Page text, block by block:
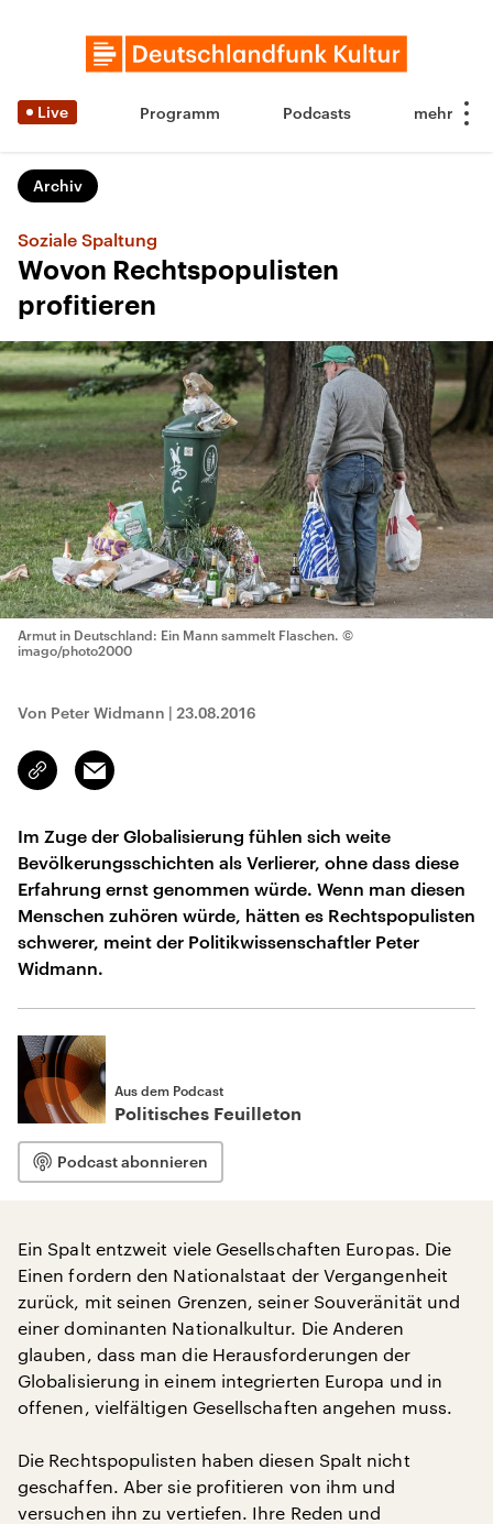
Live Programm Podcasts
Archiv
Soziale Spaltung
Wovon Rechtspopulisten
profitieren
Armut in Deutschland: Ein Mann sammelt Flaschen. ©
imago/photo2000
Von Peter Widmann | 23.08.2016
Link
kopieren/teilen
Email
Im Zuge der Globalisierung fühlen sich weite
Bevölkerungsschichten als Verlierer, ohne dass diese
Erfahrung ernst genommen würde. Wenn man diesen
Menschen zuhören würde, hätten es Rechtspopulisten
schwerer, meint der Politikwissenschaftler Peter
Widmann.
Aus dem Podcast
Politisches Feuilleton
Podcast abonnieren
Ein Spalt entzweit viele Gesellschaften Europas. Die
Einen fordern den Nationalstaat der Vergangenheit
zurück, mit seinen Grenzen, seiner Souveränität und
einer dominanten Nationalkultur. Die Anderen
glauben, dass man die Herausforderungen der
Globalisierung in einem integrierten Europa und in
offenen, vielfältigen Gesellschaften angehen muss.
Die Rechtspopulisten haben diesen Spalt nicht
geschaffen. Aber sie profitieren von ihm und
versuchen ihn zu vertiefen. Ihre Reden und